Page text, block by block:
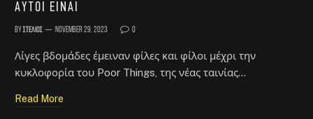
αυτοί είναι
By Στέλιος November 29, 2023 0
Λίγες βδομάδες έμειναν φίλες και φίλοι μέχρι την
κυκλοφορία του Poor Things, της νέας ταινίας…
Read More